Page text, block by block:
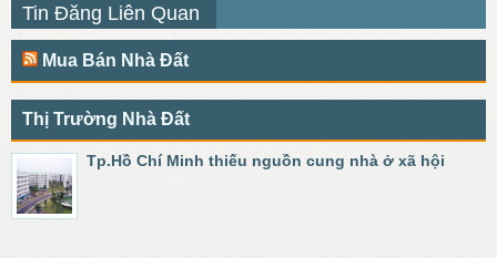
Tin Đăng Liên Quan
Mua Bán Nhà Đất
Thị Trường Nhà Đất
Tp.Hồ Chí Minh thiếu nguồn cung nhà ở xã hội